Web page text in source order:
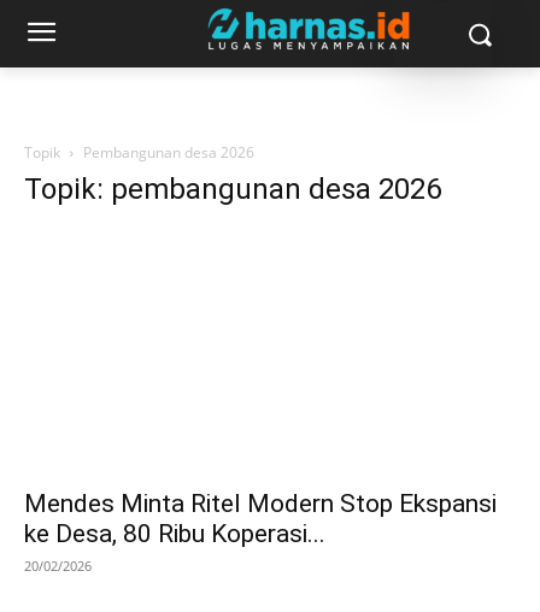
Topik Pembangunan desa 2026
Topik: pembangunan desa 2026
Mendes Minta Ritel Modern Stop Ekspansi
ke Desa, 80 Ribu Koperasi...
20/02/2026